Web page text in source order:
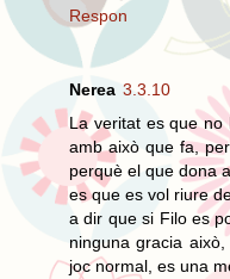
Respon
Nerea 3.3.10
La veritat es que no
amb això que fa,
perquè el que dona
es que es vol riure
a dir que si Filo es
ninguna gracia
joc normal, es una